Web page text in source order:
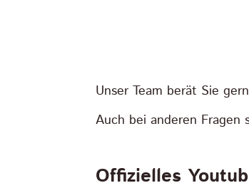
Unser Team berät Sie
Auch bei anderen
Offizielles